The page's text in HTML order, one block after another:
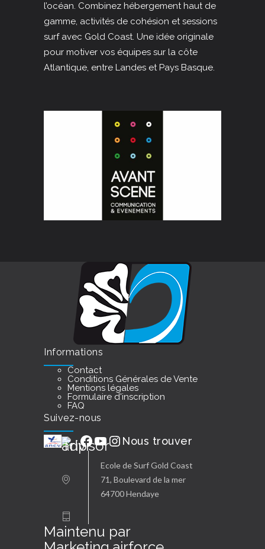
l’océan. Combinez hébergement haut de
gamme, activités de cohésion et sessions
surf avec Gold Coast. Une idée originale
pour motiver vos équipes sur la côte
Atlantique, entre Landes et Pays Basque.
Informations
Contact
Conditions Générales de Vente
Mentions légales
Formulaire d'inscription
FAQ
Suivez-nous
ancvYouTube
Facebook
YouTube
Instagram
Nous trouver
Ecole de Surf Gold Coast
71, Boulevard de la mer
64700 Hendaye
Maintenu par